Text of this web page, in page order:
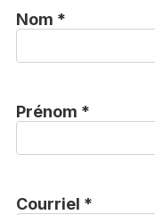
Nom *
Prénom *
Courriel *